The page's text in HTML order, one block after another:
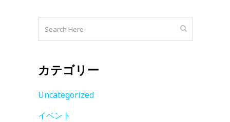
カテゴリー
Uncategorized
イベント